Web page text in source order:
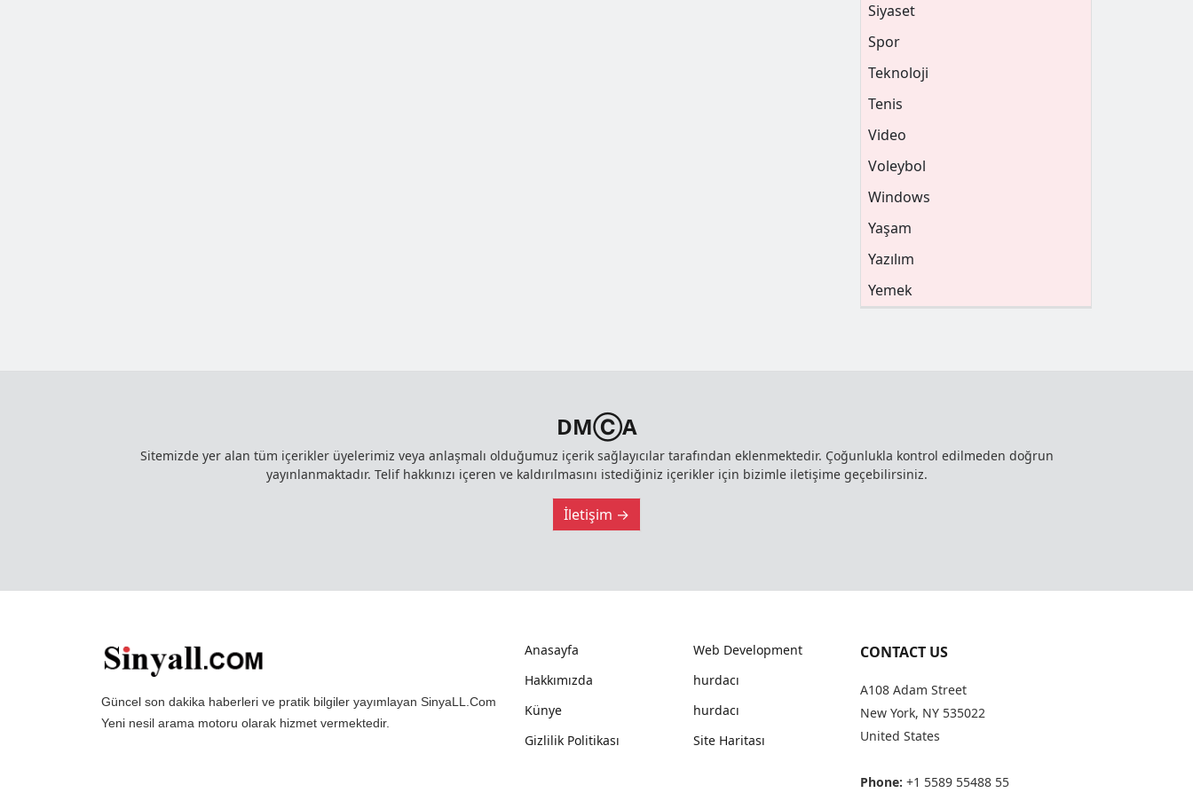
Siyaset
Spor
Teknoloji
Tenis
Video
Voleybol
Windows
Yaşam
Yazılım
Yemek
DMⒸA
Sitemizde yer alan tüm içerikler üyelerimiz veya anlaşmalı olduğumuz içerik sağlayıcılar tarafından eklenmektedir. Çoğunlukla kontrol edilmeden doğrun
yayınlanmaktadır. Telif hakkınızı içeren ve kaldırılmasını istediğiniz içerikler için bizimle iletişime geçebilirsiniz.
İletişim →
Güncel son dakika haberleri ve pratik bilgiler yayımlayan SinyaLL.Com
Yeni nesil arama motoru olarak hizmet vermektedir.
Anasayfa
Hakkımızda
Künye
Gizlilik Politikası
Web Development
hurdacı
hurdacı
Site Haritası
CONTACT US
A108 Adam Street
New York, NY 535022
United States
Phone: +1 5589 55488 55